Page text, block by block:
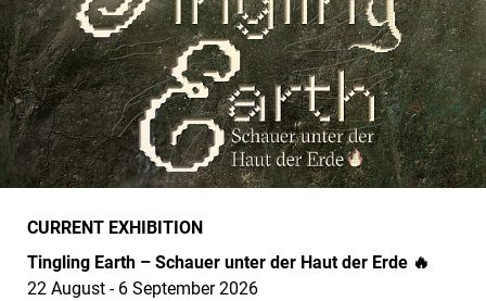
CURRENT EXHIBITION
Tingling Earth – Schauer unter der Haut der Erde 🔥
22 August - 6 September 2026